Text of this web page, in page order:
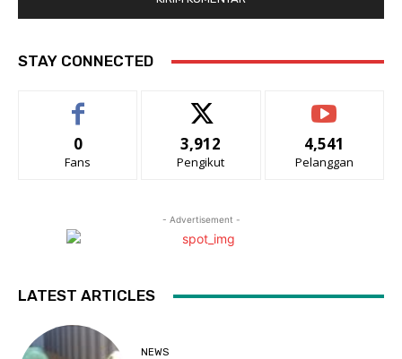
STAY CONNECTED
0
Fans
3,912
Pengikut
4,541
Pelanggan
- Advertisement -
LATEST ARTICLES
NEWS